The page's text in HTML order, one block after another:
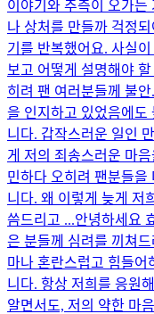
이야기와 추측이 오가는
나 상처를 만들까 걱정
기를 반복했어요. 사실
보고 어떻게 설명해야
히려 팬 여러분들께 불안
을 인지하고 있었음에도
니다. 갑작스러운 일인
게 저의 죄송스러운 마
민하다 오히려 팬분들을
니다. 왜 이렇게 늦게 저
씀드리고 ...안녕하세요
은 분들께 심려를 끼쳐
마나 혼란스럽고 힘들어
니다. 항상 저희를 응원
알면서도, 저의 약한 마